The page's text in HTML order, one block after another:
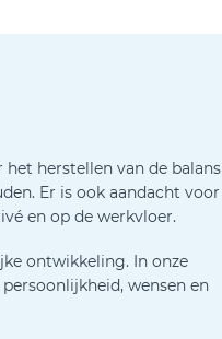
herstellen van de balans
Er is ook aandacht voor
en op de werkvloer.
ontwikkeling. In onze
wensen en